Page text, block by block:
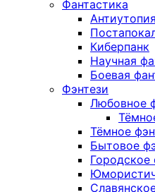
Фантастика
Антиутопия
Киберпанк
Научная
Боевая
Фэнтези
Любовное
Тёмное
Бытовое
Городское